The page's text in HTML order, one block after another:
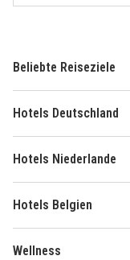
Beliebte Reiseziele
Hotels Deutschland
Hotels Niederlande
Hotels Belgien
Wellness